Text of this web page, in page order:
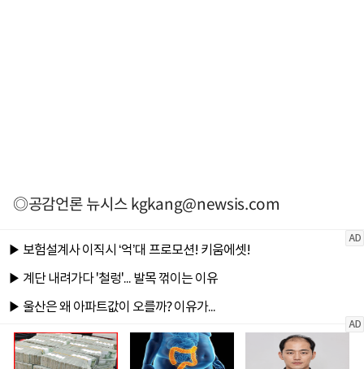
◎공감언론 뉴시스kgkang@newsis.com